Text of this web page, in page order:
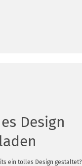
Design
ein tolles Design gestaltet?